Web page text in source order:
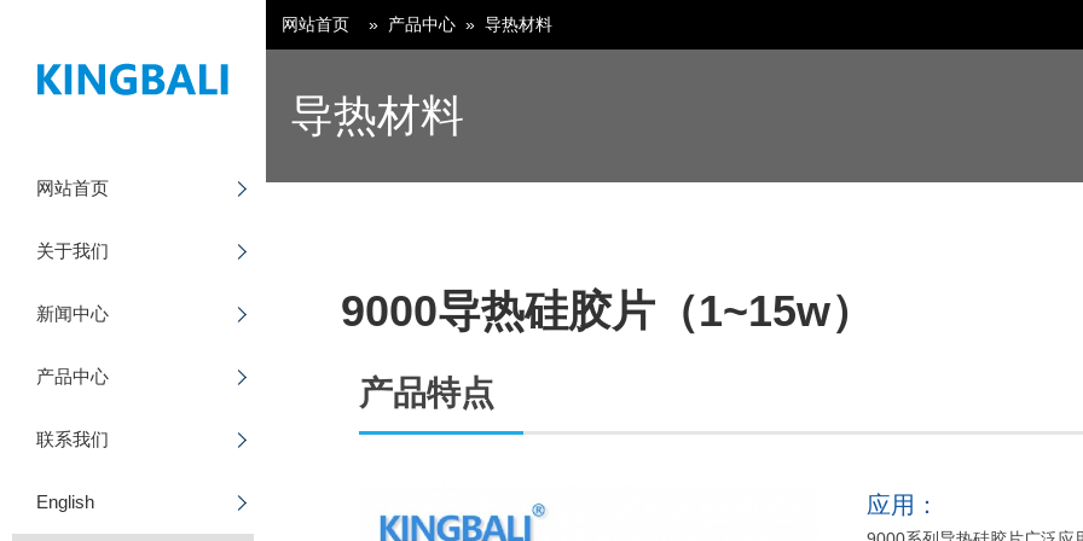
网站首页
关于我们
公司简介
发展历程
公司荣誉
品质方针
新闻中心
新闻中心
产品中心
CCS集成母排
功能材料
电解水模块
热管（热水/蒸汽）
联系我们
English
English
网站首页 » 产品中心 » 导热材料
导热材料
9000导热硅胶片（1~15w）
产品特点
应用：